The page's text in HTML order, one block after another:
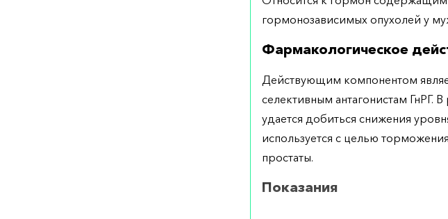
гормонозависимых опухолей у
Фармакологическое
Действующим компонентом
селективным антагонистам ГнРГ.
удается добиться снижения
используется с целью
простаты.
Показания